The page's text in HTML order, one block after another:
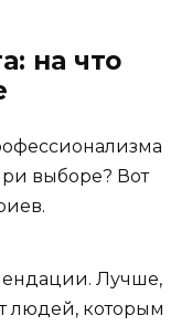
на что
выборе? Вот
Лучше,
людей, которым